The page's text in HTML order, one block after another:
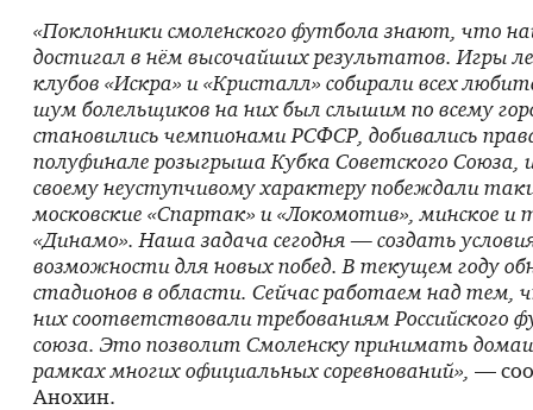
«Поклонники смоленского футбола знают, что
достигал в нём высочайших результатов. Игры
клубов «Искра» и «Кристалл» собирали всех
шум болельщиков на них был слышим по всему
становились чемпионами РСФСР, добивались
полуфинале розыгрыша Кубка Советского Союза,
своему неуступчивому характеру побеждали
московские «Спартак» и «Локомотив», минское и
«Динамо». Наша задача сегодня — создать
возможности для новых побед. В текущем году
стадионов в области. Сейчас работаем над тем,
них соответствовали требованиям Российского
союза. Это позволит Смоленску принимать
рамках многих официальных соревнований», —
Анохин.